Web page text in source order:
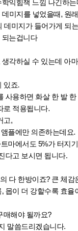
익힘책 느낌 나긴하는
미지를 넣었을때, 원
데미지가 들어가게 되
되는겁니다
각하실 수 있는데 아
있죠.
사용하면 화살 한 발
로 적용됩니다.
고,
플에만 의존하는데요.
마에서도 5%가 터지
다고 보시면 됩니다.
다 한방이죠? 큰 체감
몹이 더 강할수록 효
매해야 될까요?
말씀드리겠습니다.